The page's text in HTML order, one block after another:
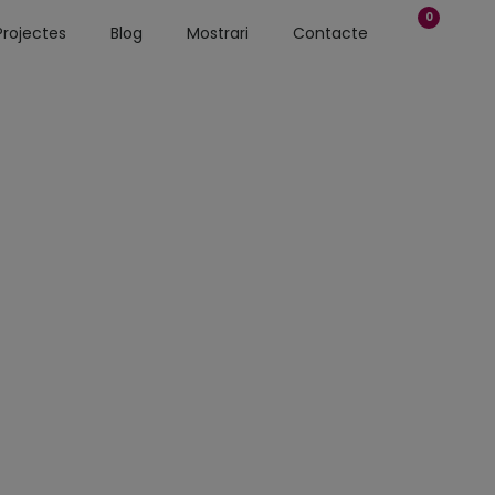
0
Blog Mostrari Contacte